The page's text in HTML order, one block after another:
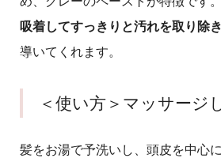
吸着してすっきりと汚れを取り除
導いてくれます。
＜使い方＞マッサージ
髪をお湯で予洗いし、頭皮を中心